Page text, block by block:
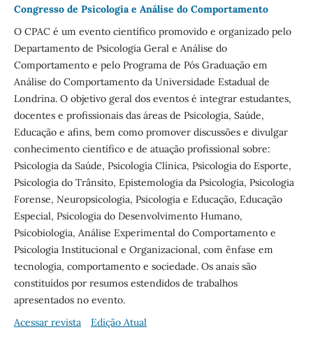
Congresso de Psicologia e Análise do Comportamento
O CPAC é um evento científico promovido e organizado pelo
Departamento de Psicologia Geral e Análise do
Comportamento e pelo Programa de Pós Graduação em
Análise do Comportamento da Universidade Estadual de
Londrina. O objetivo geral dos eventos é integrar estudantes,
docentes e profissionais das áreas de Psicologia, Saúde,
Educação e afins, bem como promover discussões e divulgar
conhecimento científico e de atuação profissional sobre:
Psicologia da Saúde, Psicologia Clínica, Psicologia do Esporte,
Psicologia do Trânsito, Epistemologia da Psicologia, Psicologia
Forense, Neuropsicologia, Psicologia e Educação, Educação
Especial, Psicologia do Desenvolvimento Humano,
Psicobiologia, Análise Experimental do Comportamento e
Psicologia Institucional e Organizacional, com ênfase em
tecnologia, comportamento e sociedade. Os anais são
constituídos por resumos estendidos de trabalhos
apresentados no evento.
Acessar revista
Edição Atual